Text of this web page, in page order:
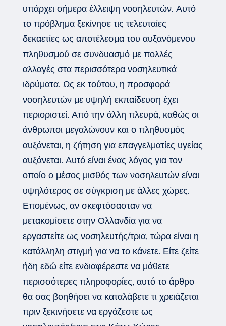
υπάρχει σήμερα έλλειψη νοσηλευτών. Αυτό
το πρόβλημα ξεκίνησε τις τελευταίες
δεκαετίες ως αποτέλεσμα του αυξανόμενου
πληθυσμού σε συνδυασμό με πολλές
αλλαγές στα περισσότερα νοσηλευτικά
ιδρύματα. Ως εκ τούτου, η προσφορά
νοσηλευτών με υψηλή εκπαίδευση έχει
περιοριστεί. Από την άλλη πλευρά, καθώς οι
άνθρωποι μεγαλώνουν και ο πληθυσμός
αυξάνεται, η ζήτηση για επαγγελματίες υγείας
αυξάνεται. Αυτό είναι ένας λόγος για τον
οποίο ο μέσος μισθός των νοσηλευτών είναι
υψηλότερος σε σύγκριση με άλλες χώρες.
Επομένως, αν σκεφτόσασταν να
μετακομίσετε στην Ολλανδία για να
εργαστείτε ως νοσηλευτής/τρια, τώρα είναι η
κατάλληλη στιγμή για να το κάνετε. Είτε ζείτε
ήδη εδώ είτε ενδιαφέρεστε να μάθετε
περισσότερες πληροφορίες, αυτό το άρθρο
θα σας βοηθήσει να καταλάβετε τι χρειάζεται
πριν ξεκινήσετε να εργάζεστε ως